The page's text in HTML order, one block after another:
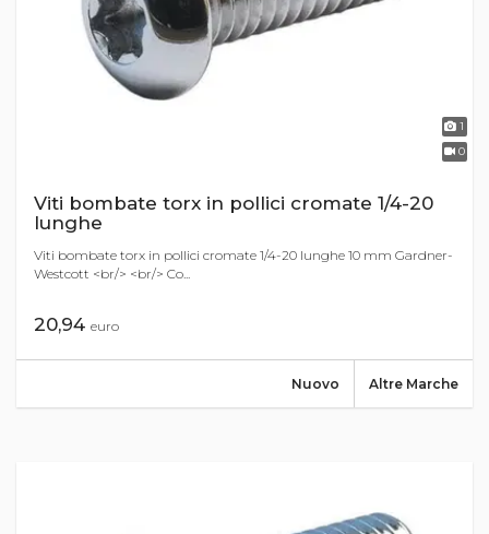
1
0
Viti bombate torx in pollici cromate 1/4-20
lunghe
Viti bombate torx in pollici cromate 1/4-20 lunghe 10 mm Gardner-
Westcott <br/> <br/> Co...
20,94 euro
Altre Marche
Nuovo